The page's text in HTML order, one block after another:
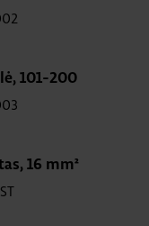
101-200
16 mm²